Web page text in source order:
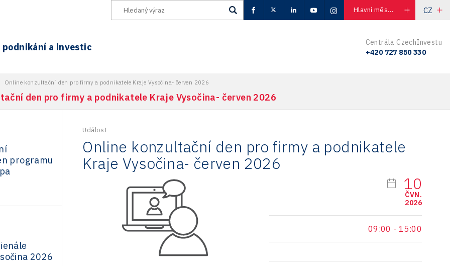
Hlavní město Praha CZ
a investic
Centrála CzechInvestu
+420 727 850 330
Online konzultační den pro firmy a podnikatele Kraje Vysočina- červen 2026
den pro firmy a podnikatele Kraje Vysočina- červen 2026
programu
2026
Událost
Online konzultační den pro firmy a podnikatele
Kraje Vysočina- červen 2026
10
ČVN.
2026
09:00 - 15:00